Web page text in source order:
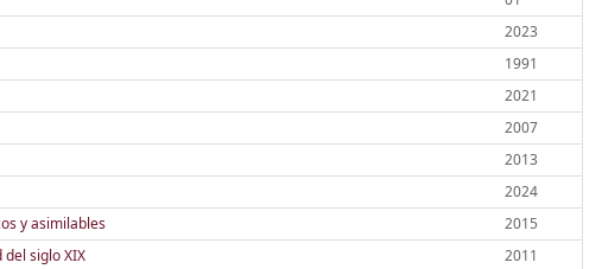
2023
1991
2021
2007
2013
2024
y asimilables
2015
siglo XIX
2011